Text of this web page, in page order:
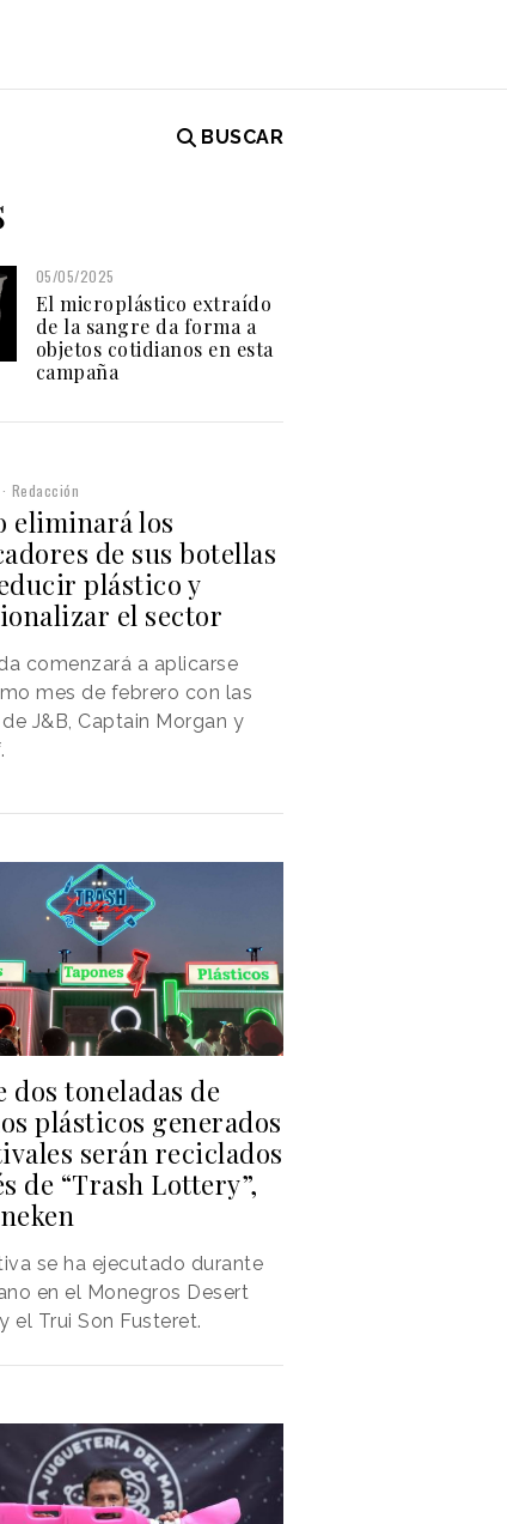
BUSCAR
05/05/2025
El microplástico extraído
de la sangre da forma a
objetos cotidianos en esta
campaña
Redacción
eliminará los
de sus botellas
plástico y
el sector
comenzará a aplicarse
mes de febrero con las
J&B, Captain Morgan y
dos toneladas de
plásticos generados
serán reciclados
de “Trash Lottery”,
se ha ejecutado durante
en el Monegros Desert
el Trui Son Fusteret.